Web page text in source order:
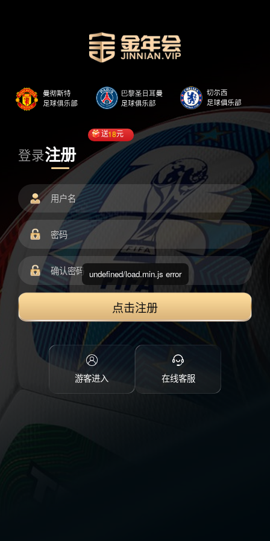
登录注册
送18元
点击注册
游客进入 在线客服
undefined/load.min.js error